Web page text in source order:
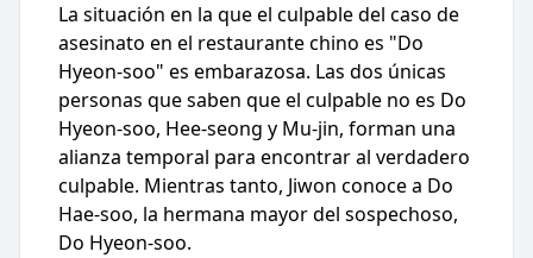
La situación en la que el culpable del caso de
asesinato en el restaurante chino es "Do
Hyeon-soo" es embarazosa. Las dos únicas
personas que saben que el culpable no es Do
Hyeon-soo, Hee-seong y Mu-jin, forman una
alianza temporal para encontrar al verdadero
culpable. Mientras tanto, Jiwon conoce a Do
Hae-soo, la hermana mayor del sospechoso,
Do Hyeon-soo.